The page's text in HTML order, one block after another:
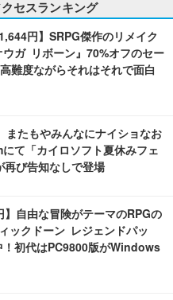
セスランキング
円】SRPG傑作のリメイク
ウガ リボーン』70%オフのセー
難度ながらそれはそれで面白
またもやみんなにナイショなお
て「カイロソフト夏休みフェ
再び告知なしで登場
】自由な冒険がテーマのRPGの
ックドーン レジェンドパッ
！初代はPC9800版がWindows